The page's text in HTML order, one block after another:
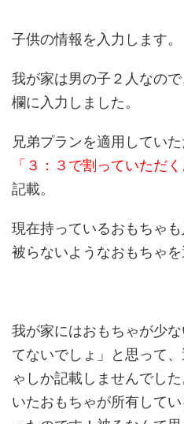
子供の情報を入力します。
我が家は男の子２人なの
欄に入力しました。
兄弟プランを適用していた
「３：３で割っていただ
記載。
現在持っているおもちゃ
被らないようなおもちゃを
我が家にはおもちゃが少
てないでしょ」と思って
ゃしか記載しませんでし
いたおもちゃが所有して